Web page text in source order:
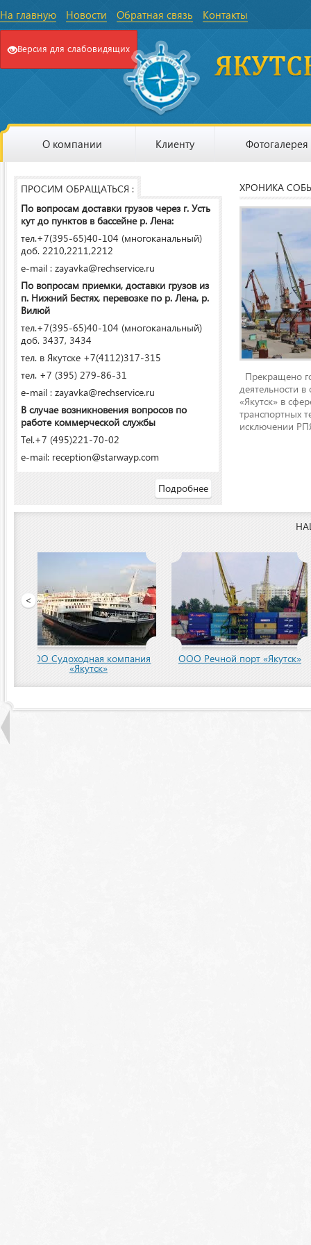
На главную Новости Обратная связь Контакты
Версия для слабовидящих
О компании Клиенту Фотогалерея
ПРОСИМ ОБРАЩАТЬСЯ :
По вопросам доставки грузов через г. Усть
кут до пунктов в бассейне р. Лена:
тел.+7(395-65)40-104 (многоканальный)
доб. 2210,2211,2212
e-mail : zayavka@rechservice.ru
По вопросам приемки, доставки грузов из
п. Нижний Бестях, перевозке по р. Лена, р.
Вилюй
тел.+7(395-65)40-104 (многоканальный)
доб. 3437, 3434
тел. в Якутске +7(4112)317-315
тел. +7 (395) 279-86-31
e-mail : zayavka@rechservice.ru
В случае возникновения вопросов по
работе коммерческой службы
Tel.+7 (495)221-70-02
e-mail: reception@starwayp.com
Подробнее
ХРОНИКА
Прекращено
деятельности
«Якутск» в
транспортных
исключении
<
ООО Речной порт «Якутск»
ООО «Якутский речной